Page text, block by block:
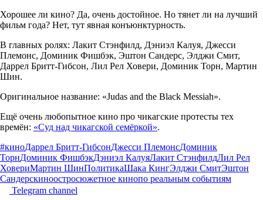
Хорошее ли кино? Да, очень достойное. Но тянет ли на лучший
фильм года? Нет, тут явная конъюнктурность.
В главных ролях: Лакит Стэнфилд, Дэниэл Калуя, Джесси
Племонс, Доминик Фишбэк, Эштон Сандерс, Элджи Смит,
Даррел Бритт-Гибсон, Лил Рел Ховери, Доминик Торн, Мартин
Шин.
Оригинальное название: «Judas and the Black Messiah».
Ещё очень любопытное кино про чикагские протесты тех
времён: «Суд над чикагской семёркой».
#киноДаррел Бритт-ГибсонДжесси ПлемонсДоминик
ТорнДоминик ФишбэкДэниэл КалуяЛакит СтэнфилдЛил Рел
ХовериМартин ШинПолитикаШака КингЭлджи СмитЭштон
Сандерскиноостросюжетное кинопо реальным событиям
Telegram channel